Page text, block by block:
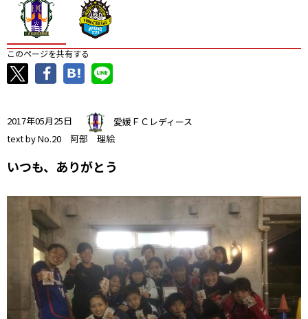
このページを共有する
2017年05月25日
愛媛ＦＣレディース
text by No.20 阿部 理絵
いつも、ありがとう